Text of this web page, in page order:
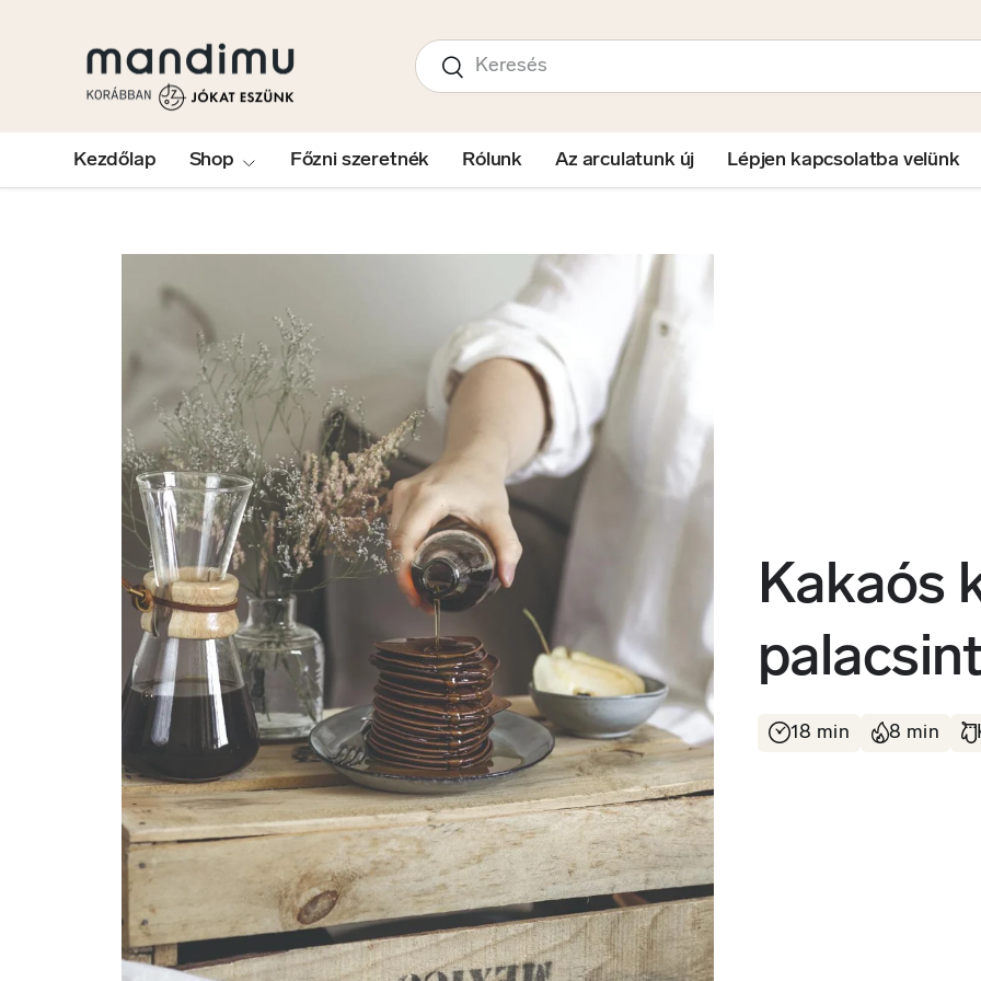
Keresés
Keresés
Kezdőlap Shop Főzni szeretnék Rólunk Az arculatunk új Lépjen kapcsolatba velünk
Kakaós
18 min 8 min